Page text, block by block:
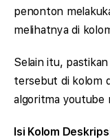
penonton
melihatnya di
Selain itu,
tersebut di kolom
algoritma youtube
Isi Kolom